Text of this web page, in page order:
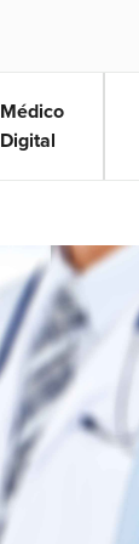
Médico
Digital